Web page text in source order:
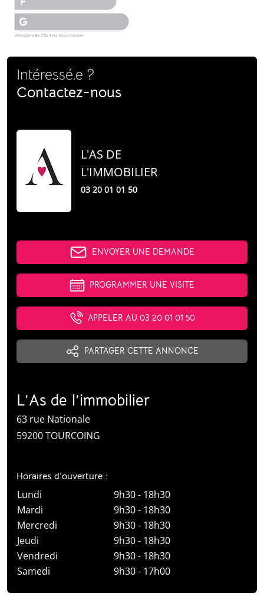
Intéressé.e ?
Contactez-nous
L'AS DE
L'IMMOBILIER
03 20 01 01 50
ENVOYER UNE DEMANDE
PROGRAMMER UNE VISITE
APPELER AU 03 20 01 01 50
PARTAGER CETTE ANNONCE
L’As de l’immobilier
63 rue Nationale
59200 TOURCOING
Horaires d’ouverture :
Lundi
9h30 - 18h30
Mardi
9h30 - 18h30
Mercredi
9h30 - 18h30
Jeudi
9h30 - 18h30
Vendredi
9h30 - 18h30
Samedi
9h30 - 17h00